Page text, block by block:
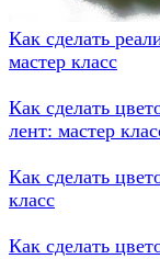
Как сделать
мастер класс
Как сделать
лент: мастер
Как сделать
класс
Как сделать